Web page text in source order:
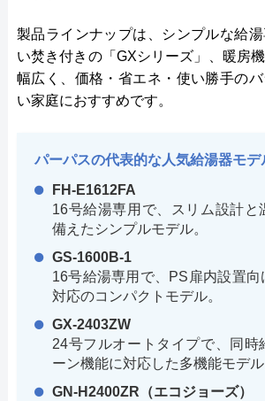
製品ラインナップは、シンプルな給
い焚き付きの「GXシリーズ」、暖房
幅広く、価格・省エネ・使い勝手の
い家庭におすすめです。
パーパスの代表的な人気給湯器モデ
FH-E1612FA
16号給湯専用で、スリム設計と
備えたシンプルモデル。
GS-1600B-1
16号給湯専用で、PS扉内設置向
対応のコンパクトモデル。
GX-2403ZW
24号フルオートタイプで、同時
ーン機能に対応した多機能モデル
GN-H2400ZR（エコジョーズ）